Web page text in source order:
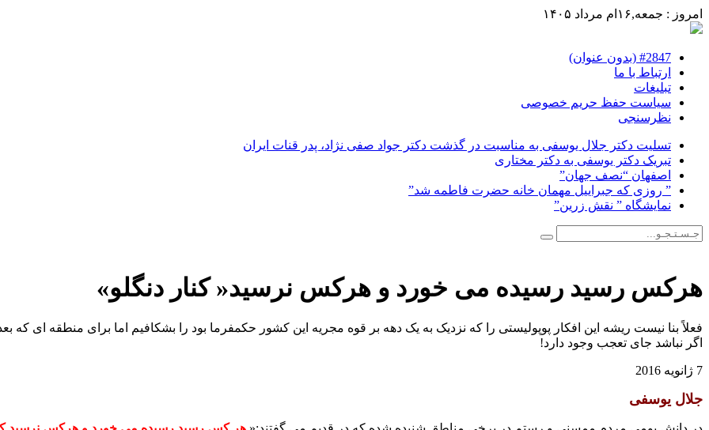
امروز : جمعه,۱۶ام مرداد ۱۴۰۵
#2847 (بدون عنوان)
ارتباط با ما
تبلیغات
سیاست حفظ حریم خصوصی
نظرسنجی
تسلیت دکتر جلال یوسفی به مناسبت در گذشت دکتر جواد صفی نژاد، پدر قنات ایران
تبریک دکتر یوسفی به دکتر مختاری
اصفهان “نصف جهان”
” روزی که جبراییل مهمان خانه حضرت فاطمه شد”
نمایشگاه ” نقش زرین”
هرکس رسید رسیده می خورد و هرکس نرسید« کنار دنگلو»
فعلاً بنا نیست ریشه این افکار پوپولیستی را که نزدیک به یک دهه بر قوه مجریه این کشور حکمفرما بود را بشکافیم اما برای منطقه ای که
اگر نباشد جای تعجب وجود دارد!
7 ژانویه 2016
جلال یوسفی